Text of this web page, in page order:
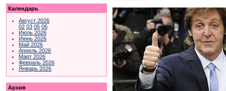
Календарь
Август 2026
02 03 05 06
Июль 2026
Июнь 2026
Май 2026
Апрель 2026
Март 2026
Февраль 2026
Январь 2026
Архив